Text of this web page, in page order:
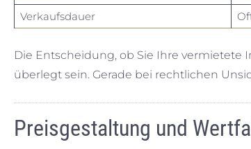
Verkaufsdauer
Die Entscheidung, ob Sie Ihre
überlegt sein. Gerade bei rechtlichen
Preisgestaltung und